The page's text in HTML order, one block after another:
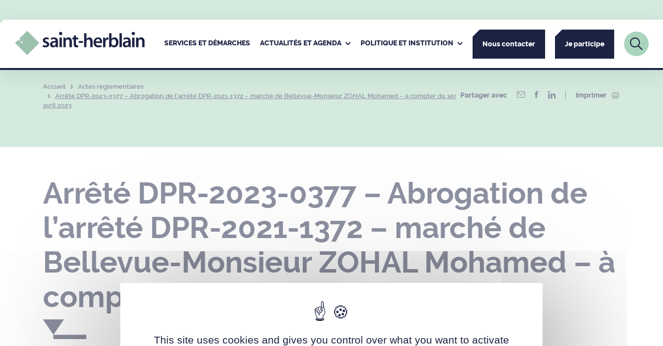
SERVICES ET DÉMARCHES ACTUALITÉS ET AGENDA POLITIQUE ET INSTITUTION Nous contacter Je participe
Accueil
Actes réglementaires
Arrêté DPR-2023-0377 – Abrogation de l’arrêté DPR-2021-1372 – marché de Bellevue-Monsieur ZOHAL Mohamed – à compter du 1er
avril 2023
Partager avec Imprimer
Arrêté DPR-2023-0377 – Abrogation de
l’arrêté DPR-2021-1372 – marché de
Bellevue-Monsieur ZOHAL Mohamed – à
compter du 1er avril 2023
This site uses cookies and gives you control over what you want to activate